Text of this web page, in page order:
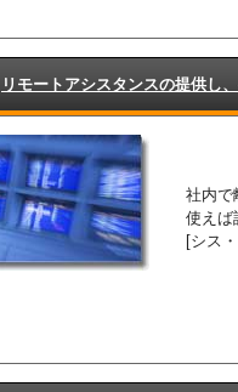
リモートアシスタンスの提供し
社内で
使えば
[シス